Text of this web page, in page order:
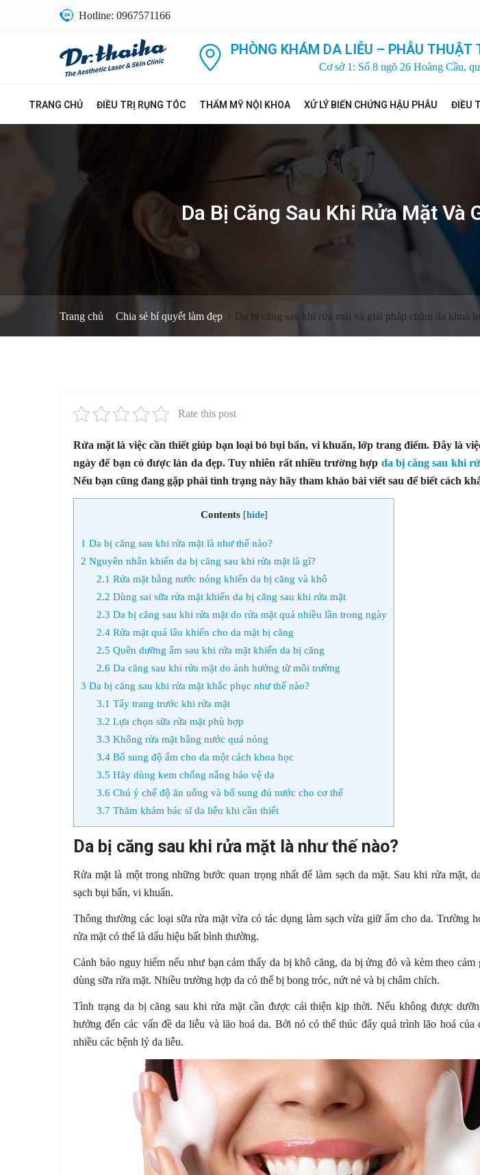
Hotline: 0967571166
PHÒNG KHÁM DA LIỄU – PHẪU
Cơ sở 1: Số 8 ngõ 26 Hoàng Cầu,
TRANG CHỦ ĐIỀU TRỊ RỤNG TÓC THẨM MỸ NỘI KHOA XỬ LÝ BIẾN CHỨNG HẬU PHẪU ĐIỀU
Da Bị Căng Sau Khi Rửa Mặt Và
Trang chủ Chia sẻ bí quyết làm đẹp Da bị căng sau khi rửa mặt và giải pháp chăm da khoa
Rate this post
Rửa mặt là việc cần thiết giúp bạn loại bỏ bụi bẩn, vi khuẩn, lớp trang điểm. Đây là
ngày để bạn có được làn da đẹp. Tuy nhiên rất nhiều trường hợp da bị căng sau khi
Nếu bạn cũng đang gặp phải tình trạng này hãy tham khảo bài viết sau để biết cách
Contents [hide]
1 Da bị căng sau khi rửa mặt là như thế nào?
2 Nguyên nhân khiến da bị căng sau khi rửa mặt là gì?
2.1 Rửa mặt bằng nước nóng khiến da bị căng và khô
2.2 Dùng sai sữa rửa mặt khiến da bị căng sau khi rửa mặt
2.3 Da bị căng sau khi rửa mặt do rửa mặt quá nhiều lần trong ngày
2.4Rửa mặt quá lâu khiến cho da mặt bị căng
2.5 Quên dưỡng ẩm sau khi rửa mặt khiến da bị căng
2.6 Da căng sau khi rửa mặt do ảnh hưởng từ môi trường
3 Da bị căng sau khi rửa mặt khắc phục như thế nào?
3.1 Tẩy trang trước khi rửa mặt
3.2 Lựa chọn sữa rửa mặt phù hợp
3.3 Không rửa mặt bằng nước quá nóng
3.4Bổ sung độ ẩm cho da một cách khoa học
3.5 Hãy dùng kem chống nắng bảo vệ da
3.6 Chú ý chế độ ăn uống và bổ sung đủ nước cho cơ thể
3.7 Thăm khám bác sĩ da liễu khi cần thiết
Da bị căng sau khi rửa mặt là như thế nào?
Rửa mặt là một trong những bước quan trọng nhất để làm sạch da mặt. Sau khi rửa mặt,
sạch bụi bẩn, vi khuẩn.
Thông thường các loại sữa rửa mặt vừa có tác dụng làm sạch vừa giữ ẩm cho da. Trường
rửa mặt có thể là dấu hiệu bất bình thường.
Cảnh báo nguy hiểm nếu như bạn cảm thấy da bị khô căng, da bị ửng đỏ và kèm theo cảm
dùng sữa rửa mặt. Nhiều trường hợp da có thể bị bong tróc, nứt nẻ và bị châm chích.
Tình trạng da bị căng sau khi rửa mặt cần được cải thiện kịp thời. Nếu không được
hưởng đến các vấn đề da liễu và lão hoá da. Bởi nó có thể thúc đẩy quá trình lão hoá của
nhiều các bệnh lý da liễu.